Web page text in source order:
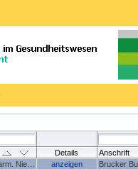
Details
Anschrift
anzeigen
Brucker